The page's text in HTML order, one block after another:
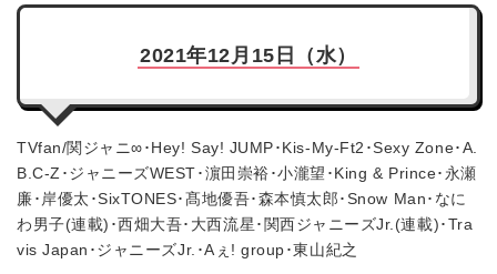
2021年12月15日（水）
TVfan/関ジャニ∞･Hey! Say! JUMP･Kis-My-Ft2･Sexy Zone･A.
B.C-Z･ジャニーズWEST･濵田崇裕･小瀧望･King & Prince･永瀬
廉･岸優太･SixTONES･髙地優吾･森本慎太郎･Snow Man･なに
わ男子(連載)･西畑大吾･大西流星･関西ジャニーズJr.(連載)･Tra
vis Japan･ジャニーズJr.･Aぇ! group･東山紀之